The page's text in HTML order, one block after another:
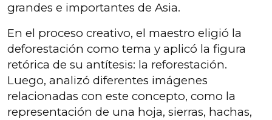
grandes e importantes de Asia.
En el proceso creativo, el maestro eligió la
deforestación como tema y aplicó la figura
retórica de su antítesis: la reforestación.
Luego, analizó diferentes imágenes
relacionadas con este concepto, como la
representación de una hoja, sierras, hachas,